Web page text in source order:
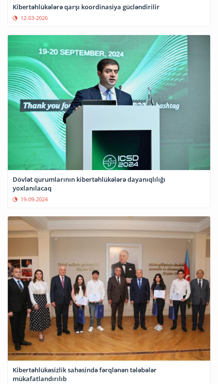
Kibertəhlükələrə qarşı koordinasiya gücləndirilir
12-03-2026
Dövlət qurumlarının kibertəhlükələrə dayanıqlılığı
yoxlanılacaq
19-09-2024
Kibertəhlükəsizlik sahəsində fərqlənən tələbələr
mükafatlandırılıb